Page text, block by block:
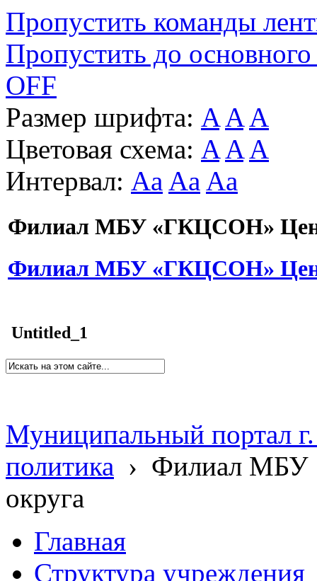
Пропустить команды
Пропустить до основного
OFF
Размер шрифта: A A A
Цветовая схема: A A A
Интервал: Aa Aa Aa
Филиал МБУ «ГКЦСОН»
Филиал МБУ «ГКЦСОН»
Untitled_1
Муниципальный портал
политика › Филиал МБУ
округа
Главная
Структура учреждения